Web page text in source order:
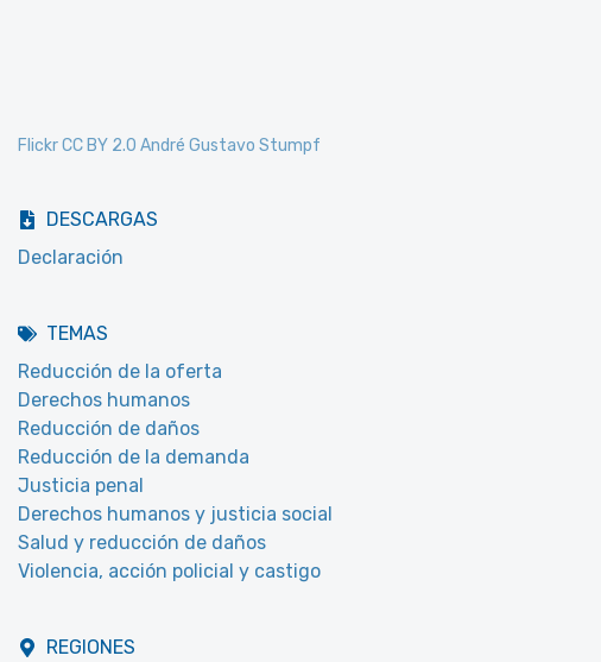
Flickr CC BY 2.0 André Gustavo Stumpf
DESCARGAS
Declaración
TEMAS
Reducción de la oferta
Derechos humanos
Reducción de daños
Reducción de la demanda
Justicia penal
Derechos humanos y justicia social
Salud y reducción de daños
Violencia, acción policial y castigo
REGIONES